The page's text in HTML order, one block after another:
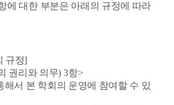
에 대한 부분은 아래의 규정에 따라
규정]
권리와 의무) 3항>
해서 본 학회의 운영에 참여할 수 있